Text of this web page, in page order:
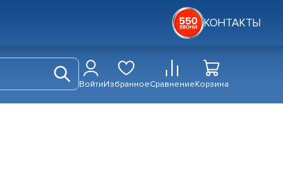
КОНТАКТЫ
ВойтиИзбранноеСравнениеКорзина